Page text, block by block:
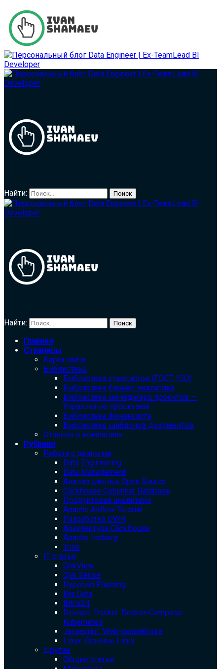
Найти:
Найти:
Главная
Страницы
Карта сайта
Библиотека
Библиотека cтандартов (ГОСТ, ISO)
Библиотека бизнес-аналитика
Библиотека менеджера проектов —
Управление проектами
Библиотека финансиста
Библиотека шаблонов документов
Отзывы о компаниях
Рубрики
Работа с данными
Data Engineering
Data Management
Анализ данных Open Source
Clickhouse Columnar Database
Продуктовая аналитика
Apache Airflow Tutorial
Разработка DWH
Архитектура ClickHouse
Apache Iceberg
Trino
IT статьи
QlikView
Qlik Sense
Hyperion Planning
Big Data
Bitrix24
Devops. Docker. Docker-Compose.
Kubernetes
Javascript. Web-разработка
Linux. Основы Linux
Другие
Общие статьи